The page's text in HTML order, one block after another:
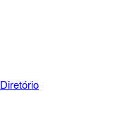
Diretório